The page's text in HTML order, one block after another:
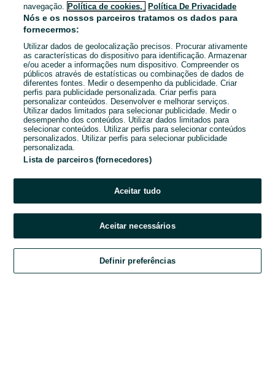
OU
Email
Password
Ao entrares na tua conta, estás a aceitar os Termos e Condições
navegação.
Política de cookies, Política De Privacidade
Nós e os nossos parceiros tratamos os dados para
fornecermos:
Utilizar dados de geolocalização precisos. Procurar ativamente
as características do dispositivo para identificação. Armazenar
e/ou aceder a informações num dispositivo. Compreender os
públicos através de estatísticas ou combinações de dados de
diferentes fontes. Medir o desempenho da publicidade. Criar
perfis para publicidade personalizada. Criar perfis para
personalizar conteúdos. Desenvolver e melhorar serviços.
Utilizar dados limitados para selecionar publicidade. Medir o
desempenho dos conteúdos. Utilizar dados limitados para
selecionar conteúdos. Utilizar perfis para selecionar conteúdos
personalizados. Utilizar perfis para selecionar publicidade
personalizada.
Lista de parceiros (fornecedores)
Aceitar tudo
Aceitar necessários
Definir preferências